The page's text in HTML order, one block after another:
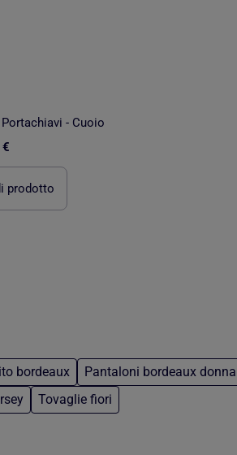
Portachiavi - Cuoio
prodotto
bordeaux Pantaloni bordeaux donna
Tovaglie fiori